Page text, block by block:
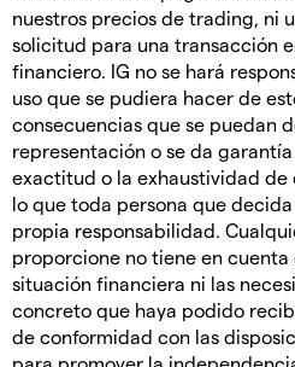
nuestros precios de trading, ni
solicitud para una transacción
financiero. IG no se hará
uso que se pudiera hacer de
consecuencias que se puedan
representación o se da
exactitud o la exhaustividad de
lo que toda persona que
propia responsabilidad.
proporcione no tiene en
situación financiera ni las
concreto que haya podido
de conformidad con las